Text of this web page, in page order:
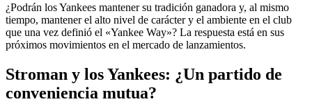
¿Podrán los Yankees mantener su tradición ganadora y, al mismo
tiempo, mantener el alto nivel de carácter y el ambiente en el club
que una vez definió el «Yankee Way»? La respuesta está en sus
próximos movimientos en el mercado de lanzamientos.
Stroman y los Yankees: ¿Un partido de
conveniencia mutua?